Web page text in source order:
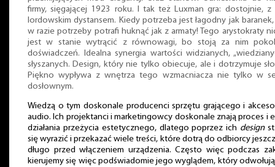
firmy, sięgającej 1923 roku. I tak też Luxman gra: dostojnie, z
lordowskim dystansem. Kiedy potrzeba jest łagodny jak
w razie potrzeby potrafi huknąć jak z armaty! Tego arystokraty
jest w stanie wytrącić z równowagi, bo stoją za nim
doświadczeń. Idealna synergia wartości widzianych,
słyszanych. Design, który nie tylko obiecuje, ale i dotrzymuje
Piękno wypływa z wnętrza tego wzmacniacza nie tylko w
dosłownym.
Wiedzą o tym doskonale producenci sprzętu grającego i
audio. Ich projektanci i marketingowcy doskonale znają proces i
działania przeżycia estetycznego, dlatego poprzez ich design
się wyrazić i przekazać wiele treści, które dotrą do odbiorcy
długo przed włączeniem urządzenia. Często więc podczas
kierujemy się więc podświadomie jego wyglądem, który